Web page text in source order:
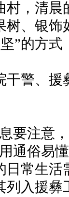
，清晨
树、银
”的方
警、援
注意，
通俗易
日常生
列入援